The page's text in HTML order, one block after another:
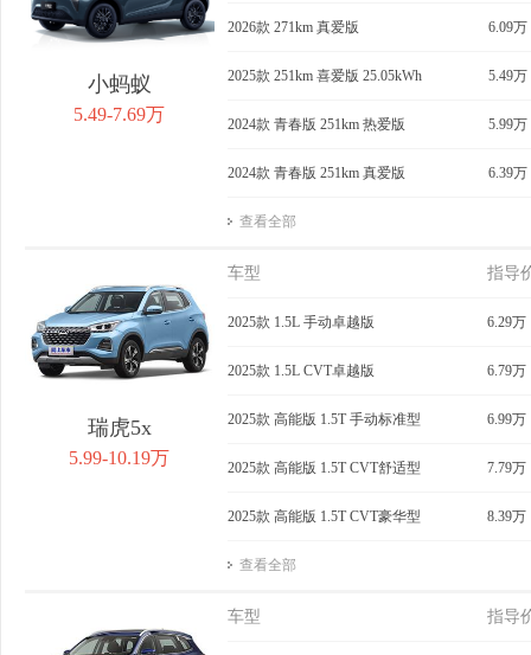
小蚂蚁
5.49-7.69万
2026款 271km 真爱版 6.09万
2025款 251km 喜爱版 25.05kWh 5.49万
2024款 青春版 251km 热爱版 5.99万
2024款 青春版 251km 真爱版 6.39万
查看全部
瑞虎5x
5.99-10.19万
车型 指导
2025款 1.5L 手动卓越版 6.29万
2025款 1.5L CVT卓越版 6.79万
2025款 高能版 1.5T 手动标准型 6.99万
2025款 高能版 1.5T CVT舒适型 7.79万
2025款 高能版 1.5T CVT豪华型 8.39万
查看全部
车型 指导